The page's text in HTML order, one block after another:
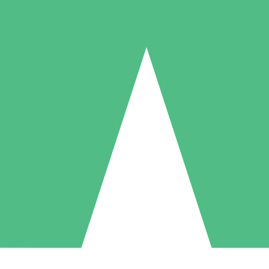
Individuelle Credit-Pakete
nach Bedarf mit Download-Credits. Keine monatliche Verpflichtung